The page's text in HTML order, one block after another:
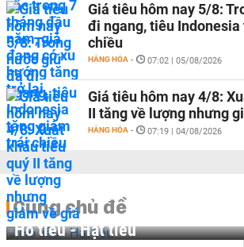
Giá tiêu hôm nay 5/8:
đi ngang, tiêu
chiều
HÀNG HÓA - 07:02 | 05/08/2026
Giá tiêu hôm nay 4/8:
II tăng về lượng nhưng
HÀNG HÓA - 07:19 | 04/08/2026
Cùng chủ đề
Hồ tiêu - Hạt tiêu